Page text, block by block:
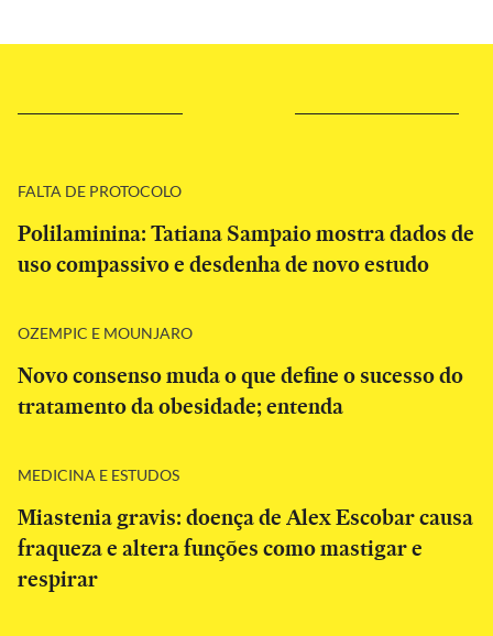
FALTA DE PROTOCOLO
Polilaminina: Tatiana Sampaio mostra dados de
uso compassivo e desdenha de novo estudo
OZEMPIC E MOUNJARO
Novo consenso muda o que define o sucesso do
tratamento da obesidade; entenda
MEDICINA E ESTUDOS
Miastenia gravis: doença de Alex Escobar causa
fraqueza e altera funções como mastigar e
respirar